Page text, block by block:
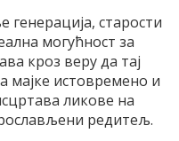
генерација, старости
могућност за
кроз веру да тај
мајке истовремено и
ликове на
редитељ.